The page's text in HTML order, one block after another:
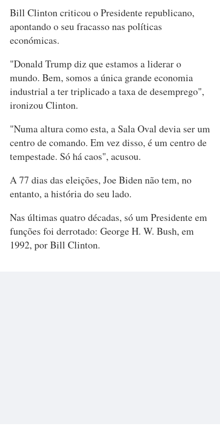
Bill Clinton criticou o Presidente republicano,
apontando o seu fracasso nas políticas
económicas.
"Donald Trump diz que estamos a liderar o
mundo. Bem, somos a única grande economia
industrial a ter triplicado a taxa de desemprego",
ironizou Clinton.
"Numa altura como esta, a Sala Oval devia ser um
centro de comando. Em vez disso, é um centro de
tempestade. Só há caos", acusou.
A 77 dias das eleições, Joe Biden não tem, no
entanto, a história do seu lado.
Nas últimas quatro décadas, só um Presidente em
funções foi derrotado: George H. W. Bush, em
1992, por Bill Clinton.